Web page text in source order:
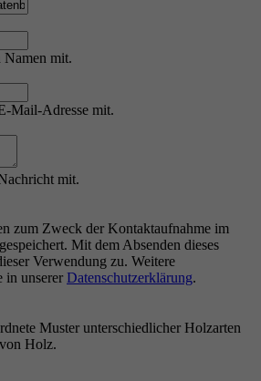
Namen mit.
Mail-Adresse mit.
mit.
zum Zweck der Kontaktaufnahme im
Mit dem Absenden dieses
Verwendung zu. Weitere
in unserer Datenschutzerklärung.